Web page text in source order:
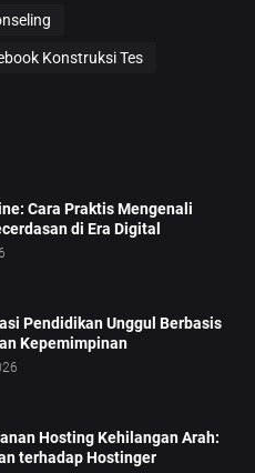
Konstruksi Tes
Cara Praktis Mengenali
di Era Digital
Pendidikan Unggul Berbasis
Kepemimpinan
Hosting Kehilangan Arah:
terhadap Hostinger